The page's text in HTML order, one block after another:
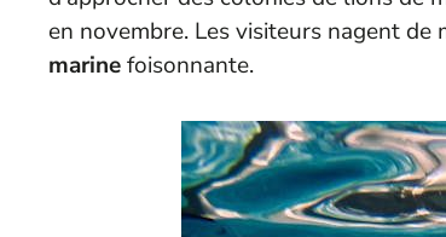
en novembre. Les visiteurs nagent de
marinefoisonnante.